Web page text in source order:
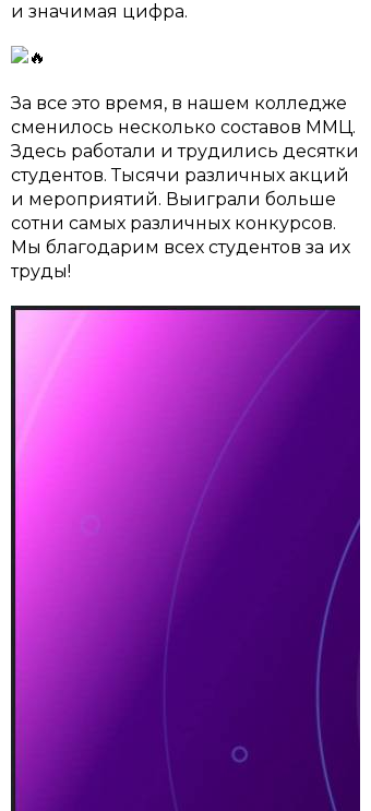
и значимая цифра.
За все это время, в нашем колледже
сменилось несколько составов ММЦ.
Здесь работали и трудились десятки
студентов. Тысячи различных акций
и мероприятий. Выиграли больше
сотни самых различных конкурсов.
Мы благодарим всех студентов за их
труды!